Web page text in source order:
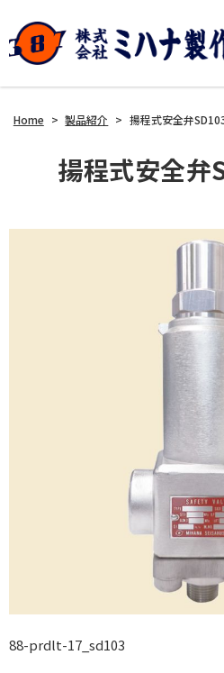
Home > 製品紹介 > 揚程式安全弁
揚程式安全弁
88-prdlt-17_sd103